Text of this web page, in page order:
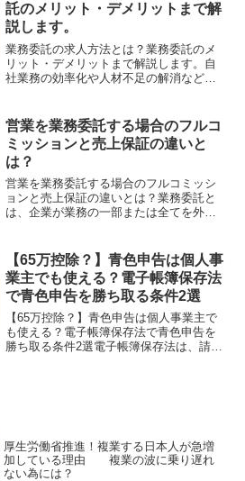
託のメリット・デメリットまで解
説します。
業務委託の求人方法とは？業務委託のメ
リット・デメリットまで解説します。自
社業務の効率化や人材不足の解消などを
ンスの増加や副業を始める方が増える点
などからも業務委託はより...
営業を業務委託する場合のフルコ
ミッションと売上保証の違いと
は？
営業を業務委託する場合のフルコミッシ
ョンと売上保証の違いとは？業務委託と
は、企業が業務の一部または全てを外部
委託側と受託側の立場は対等になりま
す。正社員は企業との間に雇...
【65万控除？】青色申告は個人事
業主でも使える？電子帳簿保存法
で青色申告を勝ち取る条件2選
【65万控除？】青色申告は個人事業主で
も使える？電子帳簿保存法で青色申告を
勝ち取る条件2選電子帳簿保存法は、請求
厚生労働省推進！複業する日本人が急増
加している理由 複業の波に乗り遅れ
ない為には？